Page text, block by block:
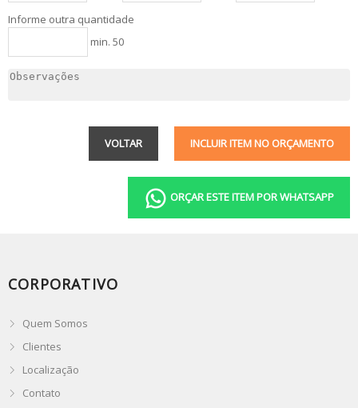
Informe outra quantidade
min. 50
INCLUIR ITEM NO ORÇAMENTO
VOLTAR
ORÇAR ESTE ITEM POR WHATSAPP
CORPORATIVO
Quem Somos
Clientes
Localização
Contato